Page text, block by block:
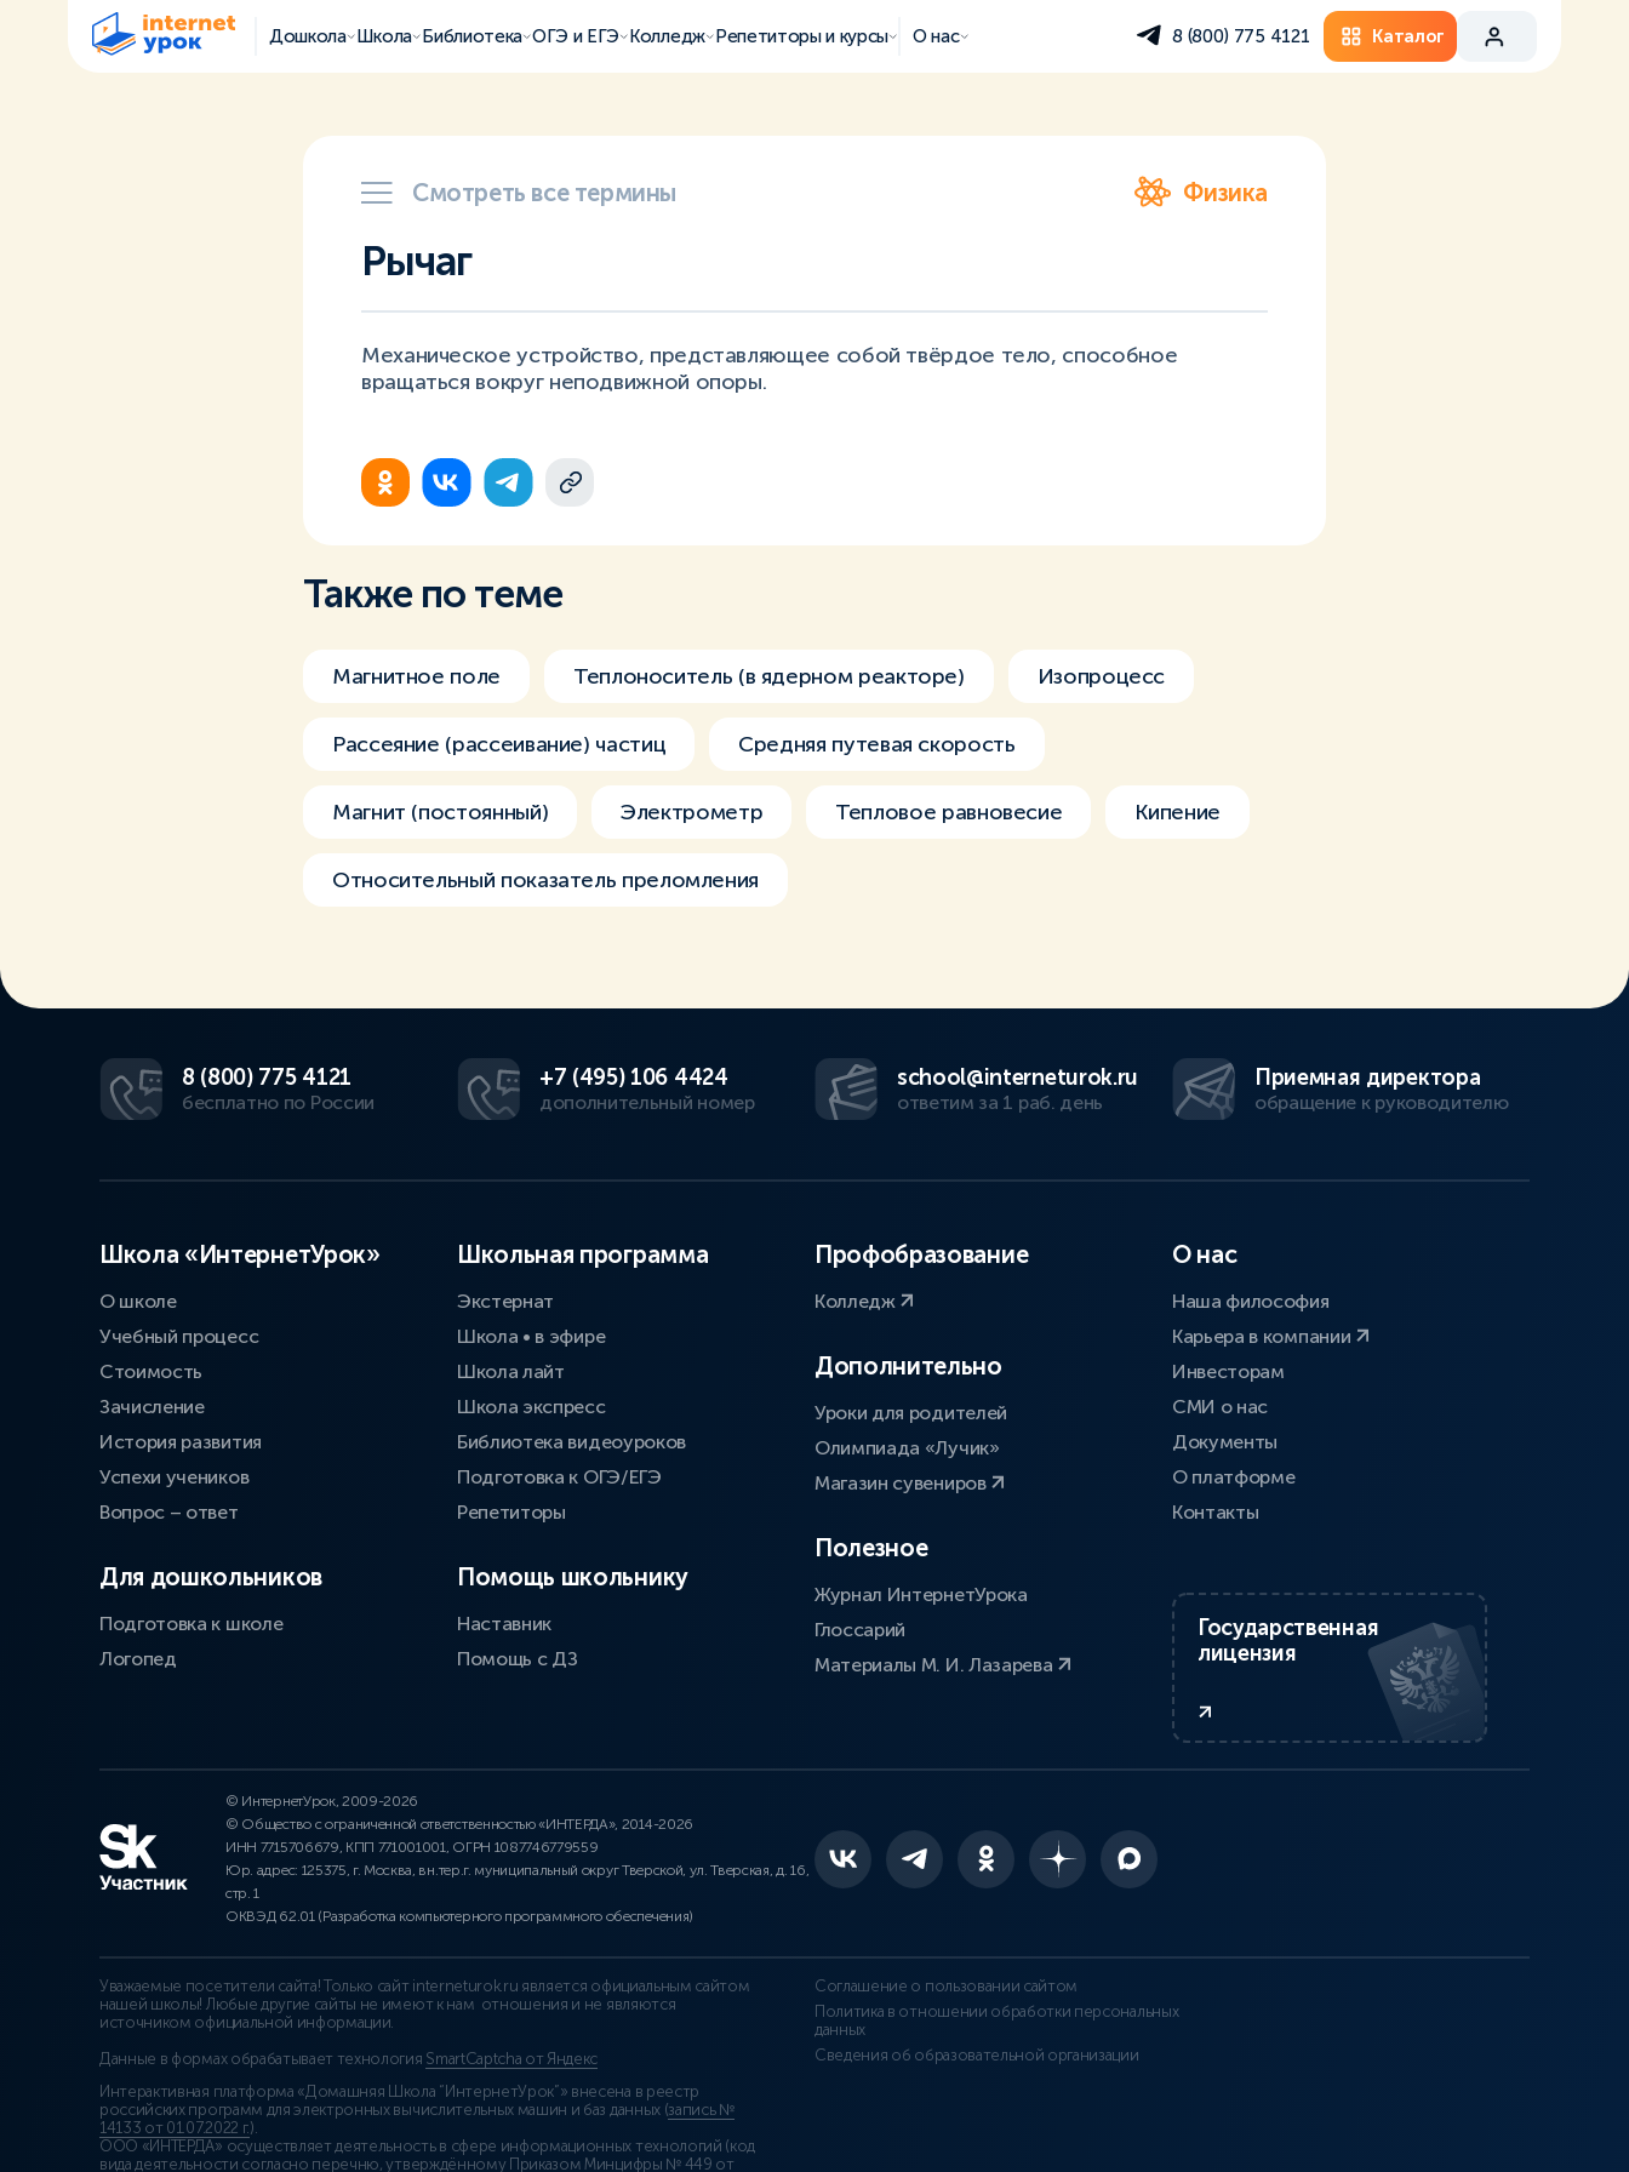
Дошкола Школа Библиотека ОГЭ и ЕГЭ Колледж Репетиторы и курсы О нас 8 (800) 775 4121 Каталог
Смотреть все термины Физика
Рычаг
Механическое устройство, представляющее собой твёрдое тело, способное
вращаться вокруг неподвижной опоры.
Также по теме
Магнитное поле Теплоноситель (в ядерном реакторе) Изопроцесс
Рассеяние (рассеивание) частиц Средняя путевая скорость
Магнит (постоянный) Электрометр Тепловое равновесие Кипение
Относительный показатель преломления
8 (800) 775 4121
бесплатно по России
+7 (495) 106 4424
дополнительный номер
school@interneturok.ru
ответим за 1 раб. день
Приемная директора
обращение к руководителю
Школа «ИнтернетУрок»
О школе
Учебный процесс
Стоимость
Зачисление
История развития
Успехи учеников
Вопрос – ответ
Для дошкольников
Подготовка к школе
Логопед
Школьная программа
Экстернат
Школа • в эфире
Школа лайт
Школа экспресс
Библиотека видеоуроков
Подготовка к ОГЭ/ЕГЭ
Репетиторы
Помощь школьнику
Наставник
Помощь с ДЗ
Профобразование
Колледж
Дополнительно
Уроки для родителей
Олимпиада «Лучик»
Магазин сувениров
Полезное
Журнал ИнтернетУрока
Глоссарий
Материалы М. И. Лазарева
О нас
Наша философия
Карьера в компании
Инвесторам
СМИ о нас
Документы
О платформе
Контакты
Государственная
лицензия
© ИнтернетУрок, 2009-2026
© Общество с ограниченной ответственностью «ИНТЕРДА», 2014-2026
ИНН 7715706679, КПП 771001001, ОГРН 1087746779559
Юр. адрес: 125375, г. Москва, вн.тер.г. муниципальный округ Тверской, ул. Тверская, д. 16,
стр. 1
ОКВЭД 62.01 (Разработка компьютерного программного обеспечения)
Уважаемые посетители сайта! Только сайт interneturok.ru является официальным сайтом
нашей школы! Любые другие сайты не имеют к нам отношения и не являются
источником официальной информации.
Данные в формах обрабатывает технология SmartCaptcha от Яндекс
Интерактивная платформа «Домашняя Школа “ИнтернетУрок”» внесена в реестр
российских программ для электронных вычислительных машин и баз данных (запись №
14133 от 01.07.2022 г.).
ООО «ИНТЕРДА» осуществляет деятельность в сфере информационных технологий (код
вида деятельности согласно перечню, утверждённому Приказом Минцифры № 449 от
Соглашение о пользовании сайтом
Политика в отношении обработки персональных
данных
Сведения об образовательной организации